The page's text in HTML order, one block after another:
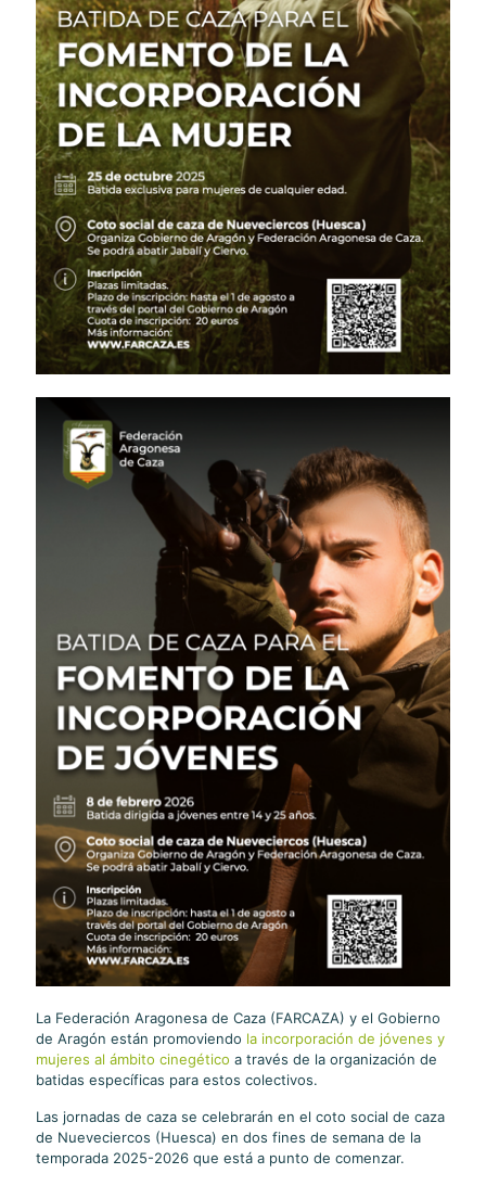
La Federación Aragonesa de Caza (FARCAZA) y el Gobierno
de Aragón están promoviendo la incorporación de jóvenes y
mujeres al ámbito cinegético a través de la organización de
batidas específicas para estos colectivos.
Las jornadas de caza se celebrarán en el coto social de caza
de Nueveciercos (Huesca) en dos fines de semana de la
temporada 2025-2026 que está a punto de comenzar.